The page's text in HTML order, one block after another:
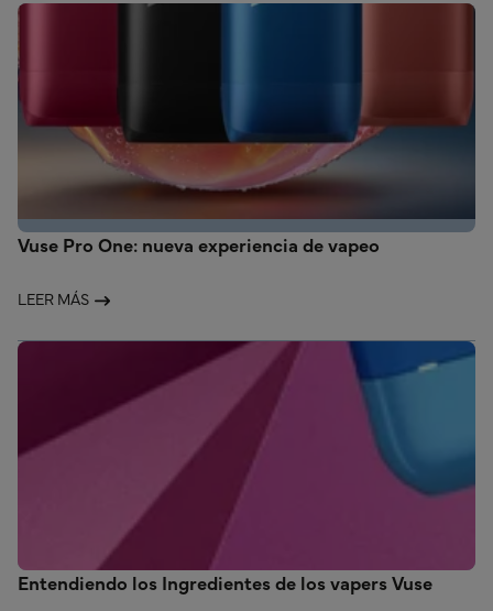
Vuse Pro One: nueva experiencia de vapeo
LEER MÁS
Entendiendo los Ingredientes de los vapers Vuse